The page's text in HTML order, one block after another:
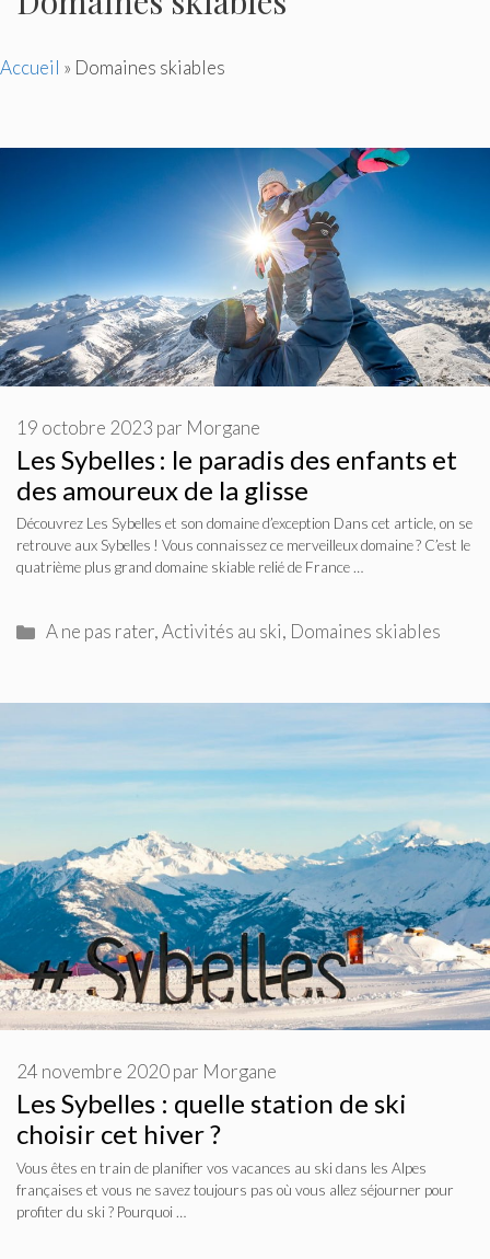
Accueil » Domaines skiables
Les Sybelles : le paradis des enfants et
des amoureux de la glisse
19 octobre 2023 par Morgane
Découvrez Les Sybelles et son domaine d’exception Dans cet article, on se
retrouve aux Sybelles ! Vous connaissez ce merveilleux domaine ? C’est le
quatrième plus grand domaine skiable relié de France …
Catégories
A ne pas rater,Activités au ski, Domaines skiables
Les Sybelles : quelle station de ski
choisir cet hiver ?
24 novembre 2020par Morgane
Vous êtes en train de planifier vos vacances au ski dans les Alpes
françaises et vous ne savez toujours pas où vous allez séjourner pour
profiter du ski ? Pourquoi …